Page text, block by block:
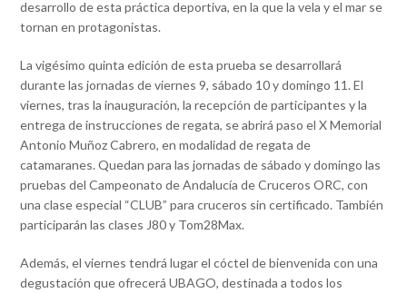
desarrollo de esta práctica deportiva, en la que la vela y el mar se
tornan en protagonistas.
La vigésimo quinta edición de esta prueba se desarrollará
durante las jornadas de viernes 9, sábado 10 y domingo 11. El
viernes, tras la inauguración, la recepción de participantes y la
entrega de instrucciones de regata, se abrirá paso el X Memorial
Antonio Muñoz Cabrero, en modalidad de regata de
catamaranes. Quedan para las jornadas de sábado y domingo las
pruebas del Campeonato de Andalucía de Cruceros ORC, con
una clase especial “CLUB” para cruceros sin certificado. También
participarán las clases J80 y Tom28Max.
Además, el viernes tendrá lugar el cóctel de bienvenida con una
degustación que ofrecerá UBAGO, destinada a todos los